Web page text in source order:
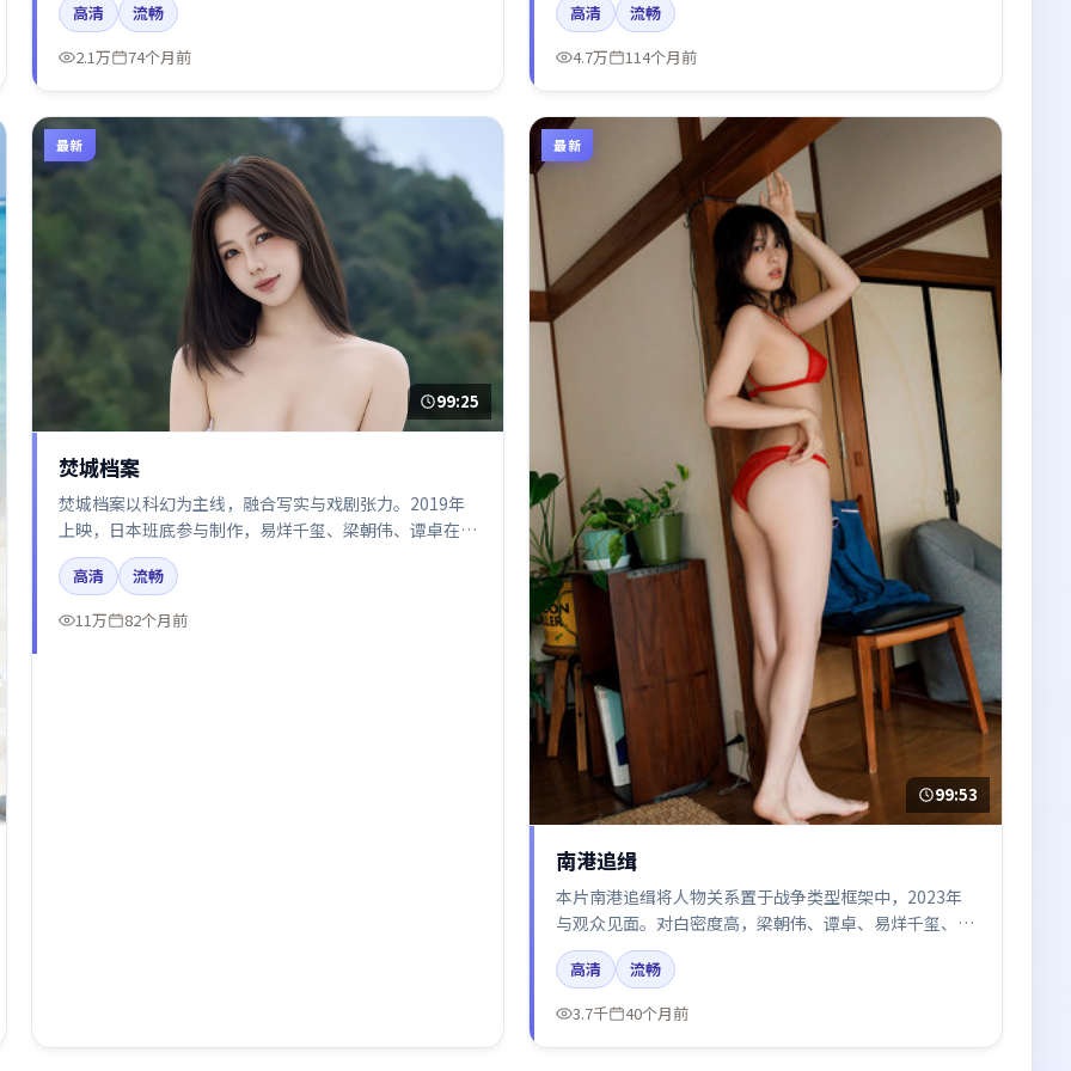
高清
流畅
2.1万
74个月前
白引发讨论。
高清
流畅
4.7万
114个月前
最新
99:25
焚城档案
焚城档案以科幻为主线，融合写实与戏剧张力。2019年
上映，日本班底参与制作，易烊千玺、梁朝伟、谭卓在片
中呈现细腻表演，影像风格统一，配乐与剪辑强化了情绪
曲线。
高清
流畅
11万
82个月前
最新
99:53
南港追缉
本片南港追缉将人物关系置于战争类型框架中，2023年
与观众见面。对白密度高，梁朝伟、谭卓、易烊千玺、张
子枫、段奕宏的台词节奏值得关注；整体气质偏英国都市
与冷色调摄影。
高清
流畅
3.7千
40个月前